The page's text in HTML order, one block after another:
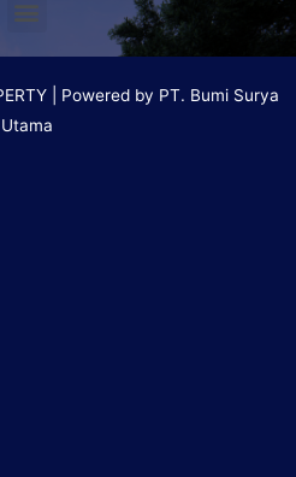
| Powered by PT. Bumi Surya
Utama